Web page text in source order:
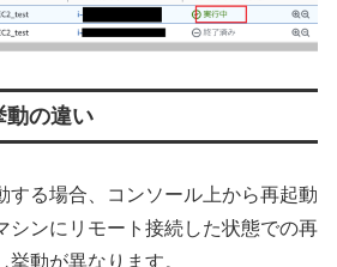
動の違い
する場合、コンソール上から再起動
シンにリモート接続した状態での再
動が異なります。